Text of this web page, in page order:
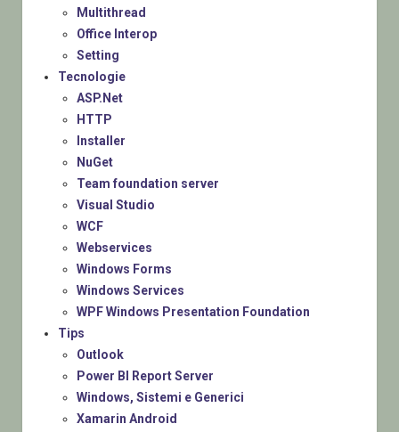
Multithread
Office Interop
Setting
Tecnologie
ASP.Net
HTTP
Installer
NuGet
Team foundation server
Visual Studio
WCF
Webservices
Windows Forms
Windows Services
WPF Windows Presentation Foundation
Tips
Outlook
Power BI Report Server
Windows, Sistemi e Generici
Xamarin Android